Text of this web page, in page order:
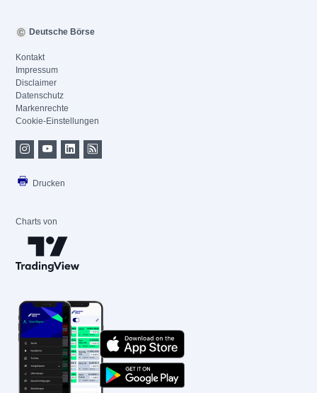
Deutsche Börse
Kontakt
Impressum
Disclaimer
Datenschutz
Markenrechte
Cookie-Einstellungen
Drucken
Charts von